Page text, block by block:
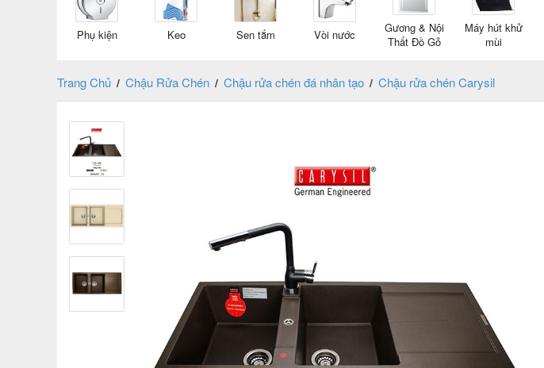
Phụ kiện Keo Sen tắm Vòi nước
Gương & Nội
Thất Đồ Gỗ
Máy hút khử
mùi
Trang Chủ / Chậu Rửa Chén / Chậu rửa chén đá nhân tạo / Chậu rửa chén Carysil